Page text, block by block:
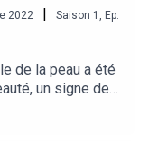
2022 | Saison 1
Ep.
de la peau a été
un signe de
santé. Dans
utilisait des